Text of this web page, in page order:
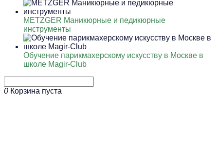
METZGER Маникюрные и педикюрные
инструменты
Обучение парикмахерскому искусству в Москве в
школе Magir-Club
0 Корзина пуста